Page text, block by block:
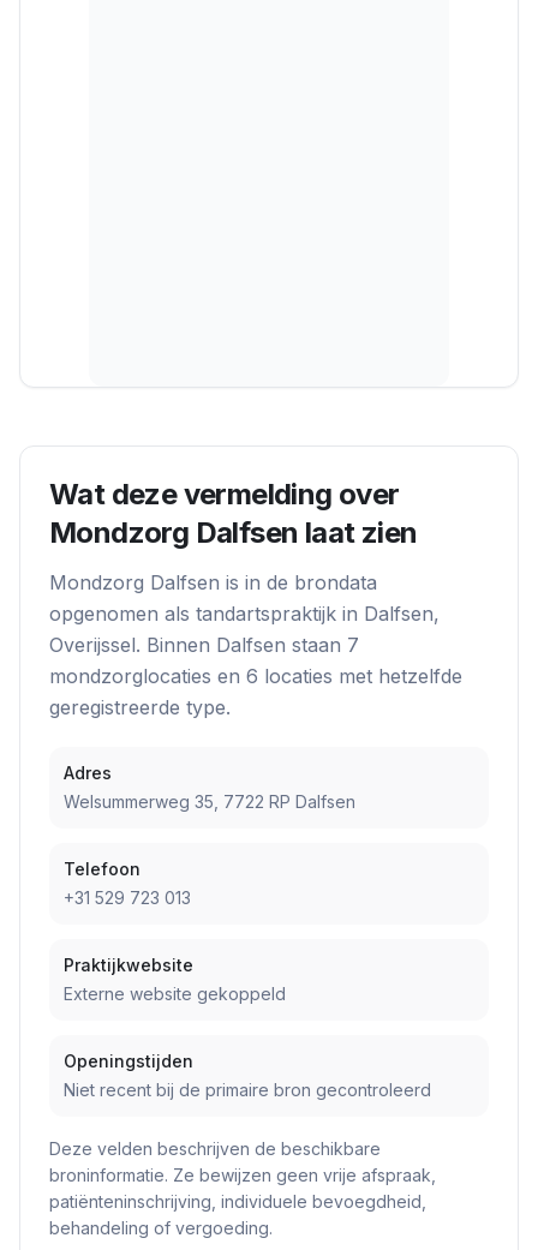
Wat deze vermelding over
Mondzorg Dalfsen laat zien
Mondzorg Dalfsen is in de brondata
opgenomen als tandartspraktijk in Dalfsen,
Overijssel. Binnen Dalfsen staan 7
mondzorglocaties en 6 locaties met hetzelfde
geregistreerde type.
Adres
Welsummerweg 35, 7722 RP Dalfsen
Telefoon
+31 529 723 013
Praktijkwebsite
Externe website gekoppeld
Openingstijden
Niet recent bij de primaire bron gecontroleerd
Deze velden beschrijven de beschikbare
broninformatie. Ze bewijzen geen vrije afspraak,
patiënteninschrijving, individuele bevoegdheid,
behandeling of vergoeding.